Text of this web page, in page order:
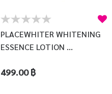
PLACEWHITER WHITENING
ESSENCE LOTION ...
499.00 ฿